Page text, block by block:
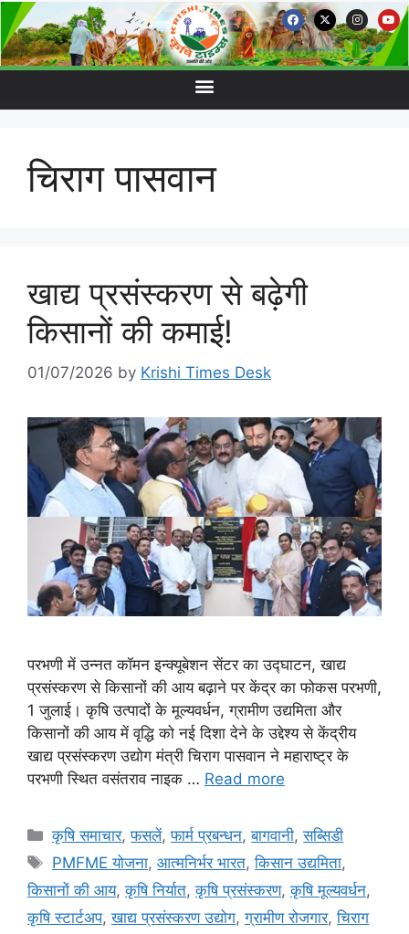
चिराग पासवान
खाद्य प्रसंस्करण से बढ़ेगी
किसानों की कमाई!
01/07/2026 by Krishi Times Desk
परभणी में उन्नत कॉमन इन्क्यूबेशन सेंटर का उद्घाटन, खाद्य
प्रसंस्करण से किसानों की आय बढ़ाने पर केंद्र का फोकस परभणी,
1 जुलाई। कृषि उत्पादों के मूल्यवर्धन, ग्रामीण उद्यमिता और
किसानों की आय में वृद्धि को नई दिशा देने के उद्देश्य से केंद्रीय
खाद्य प्रसंस्करण उद्योग मंत्री चिराग पासवान ने महाराष्ट्र के
परभणी स्थित वसंतराव नाइक … Read more
कृषि समाचार,फसलें,फार्म प्रबन्धन,बागवानी,सब्सिडी
PMFME योजना,आत्मनिर्भर भारत,किसान उद्यमिता,
किसानों की आय,कृषि निर्यात,कृषि प्रसंस्करण,कृषि मूल्यवर्धन,
कृषि स्टार्टअप,खाद्य प्रसंस्करण उद्योग,ग्रामीण रोजगार,चिराग